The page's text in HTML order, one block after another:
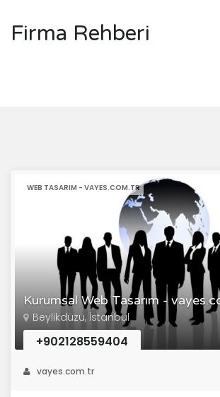
Firma Rehberi
Kurumsal Web Tasarım -
WEB TASARIM - VAYES.COM.TR
Beylikdüzü, İstanbul
+902128559404
vayes.com.tr